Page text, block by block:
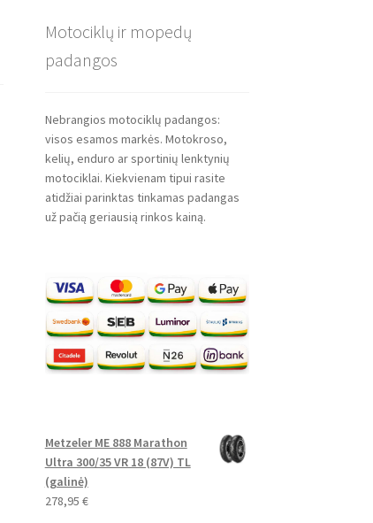
Motociklų ir mopedų
padangos
Nebrangios motociklų padangos:
visos esamos markės. Motokroso,
kelių, enduro ar sportinių lenktynių
motociklai. Kiekvienam tipui rasite
atidžiai parinktas tinkamas padangas
už pačią geriausią rinkos kainą.
Metzeler ME 888 Marathon
Ultra 300/35 VR 18 (87V) TL
(galinė)
278,95 €